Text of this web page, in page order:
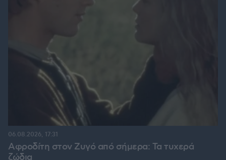
Αφροδίτη στον Ζυγό από σήμερα: Τα τυχερά
ζώδια
06.08.2026, 17:31